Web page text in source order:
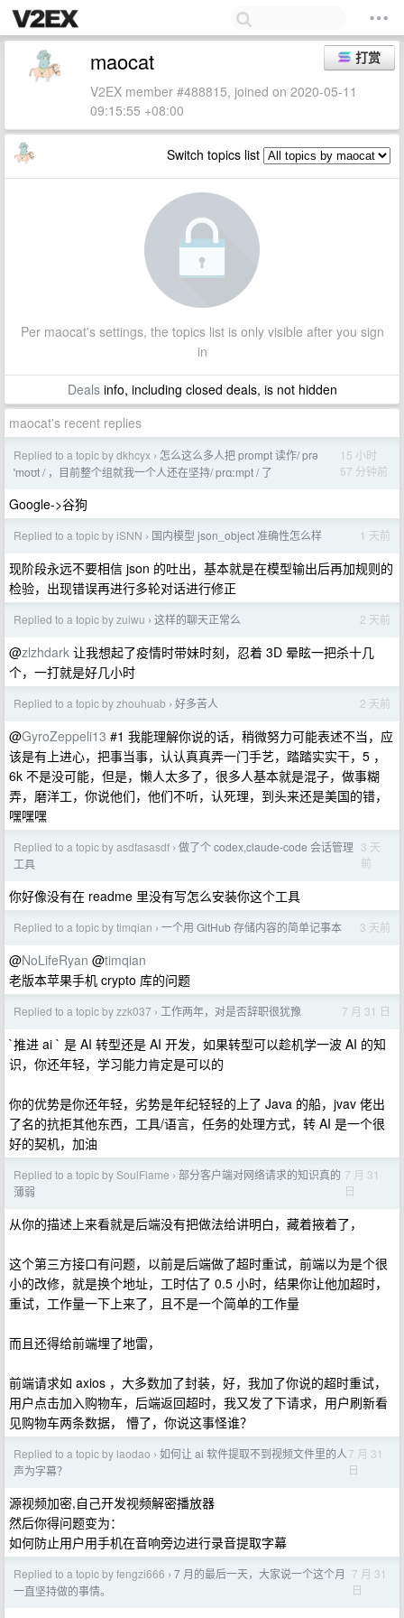
打赏
maocat
V2EX member #488815, joined on 2020-05-11
09:15:55 +08:00
Switch topics list
Per maocat's settings, the topics list is only visible after you sign
in
Dealsinfo, including closed deals, is not hidden
maocat's recent replies
Replied to a topic by dkhcyx › 怎么这么多人把 prompt 读作/ prə
ˈmoʊt / ，目前整个组就我一个人还在坚持/ prɑːmpt / 了
15 小时
57 分钟前
Google->谷狗
Replied to a topic by iSNN › 国内模型 json_object 准确性怎么样 1 天前
现阶段永远不要相信 json 的吐出，基本就是在模型输出后再加规则的
检验，出现错误再进行多轮对话进行修正
Replied to a topic by zuiwu › 这样的聊天正常么 2 天前
@zlzhdark 让我想起了疫情时带妹时刻，忍着 3D 晕眩一把杀十几
个，一打就是好几小时
Replied to a topic by zhouhuab › 好多苦人 2 天前
@GyroZeppeli13 #1 我能理解你说的话，稍微努力可能表述不当，应
该是有上进心，把事当事，认认真真弄一门手艺，踏踏实实干，5 ，
6k 不是没可能，但是，懒人太多了，很多人基本就是混子，做事糊
弄，磨洋工，你说他们，他们不听，认死理，到头来还是美国的错，
嘿嘿嘿
Replied to a topic by asdfasasdf › 做了个 codex,claude-code 会话管理
工具
3 天
前
你好像没有在 readme 里没有写怎么安装你这个工具
Replied to a topic by timqian › 一个用 GitHub 存储内容的简单记事本 3 天前
@NoLifeRyan @timqian
老版本苹果手机 crypto 库的问题
Replied to a topic by zzk037 › 工作两年，对是否辞职很犹豫 7 月 31 日
`推进 ai ` 是 AI 转型还是 AI 开发，如果转型可以趁机学一波 AI 的知
识，你还年轻，学习能力肯定是可以的
你的优势是你还年轻，劣势是年纪轻轻的上了 Java 的船，jvav 佬出
了名的抗拒其他东西，工具/语言，任务的处理方式，转 AI 是一个很
好的契机，加油
Replied to a topic by SoulFlame › 部分客户端对网络请求的知识真的
薄弱
7 月 31
日
从你的描述上来看就是后端没有把做法给讲明白，藏着掖着了，
这个第三方接口有问题，以前是后端做了超时重试，前端以为是个很
小的改修，就是换个地址，工时估了 0.5 小时，结果你让他加超时，
重试，工作量一下上来了，且不是一个简单的工作量
而且还得给前端埋了地雷，
前端请求如 axios ，大多数加了封装，好，我加了你说的超时重试，
用户点击加入购物车，后端返回超时，我又发了下请求，用户刷新看
见购物车两条数据， 懵了，你说这事怪谁？
Replied to a topic by laodao › 如何让 ai 软件提取不到视频文件里的人
声为字幕？
7 月 31
日
源视频加密,自己开发视频解密播放器
然后你得问题变为：
如何防止用户用手机在音响旁边进行录音提取字幕
Replied to a topic by fengzi666 › 7 月的最后一天，大家说一个这个月
一直坚持做的事情。
7 月 31
日